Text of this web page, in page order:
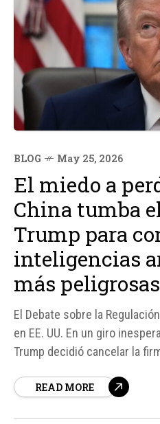
BLOG May 25, 2026
El miedo a
China tumba
Trump para
inteligencias
más peligrosas
El Debate sobre la
en EE. UU. En un giro
Trump decidió cancelar la
antes de su anuncio oficial.
READ MORE